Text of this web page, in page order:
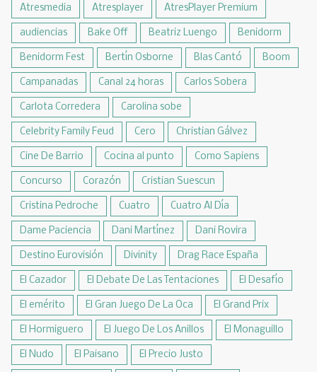
Atresmedia Atresplayer AtresPlayer Premium
audiencias Bake Off Beatriz Luengo Benidorm
Benidorm Fest Bertín Osborne Blas Cantó Boom
Campanadas Canal 24 horas Carlos Sobera
Carlota Corredera Carolina sobe
Celebrity Family Feud Cero Christian Gálvez
Cine De Barrio Cocina al punto Como Sapiens
Concurso Corazón Cristian Suescun
Cristina Pedroche Cuatro Cuatro Al Día
Dame Paciencia Dani Martínez Dani Rovira
Destino Eurovisión Divinity Drag Race España
El Cazador El Debate De Las Tentaciones El Desafío
El emérito El Gran Juego De La Oca El Grand Prix
El Hormiguero El Juego De Los Anillos El Monaguillo
El Nudo El Paisano El Precio Justo